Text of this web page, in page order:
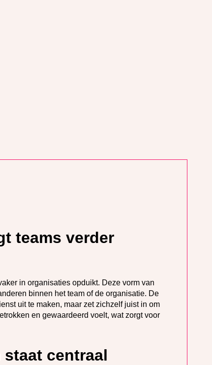
teams verder
in organisaties opduikt. Deze vorm van
binnen het team of de organisatie. De
uit te maken, maar zet zichzelf juist in om
en gewaardeerd voelt, wat zorgt voor
staat centraal